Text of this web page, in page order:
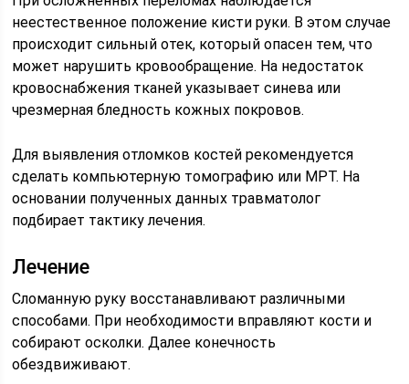
неестественное положение кисти руки. В этом случае
происходит сильный отек, который опасен тем, что
может нарушить кровообращение. На недостаток
кровоснабжения тканей указывает синева или
чрезмерная бледность кожных покровов.
Для выявления отломков костей рекомендуется
сделать компьютерную томографию или МРТ. На
основании полученных данных травматолог
подбирает тактику лечения.
Лечение
Сломанную руку восстанавливают различными
способами. При необходимости вправляют кости и
собирают осколки. Далее конечность
обездвиживают.